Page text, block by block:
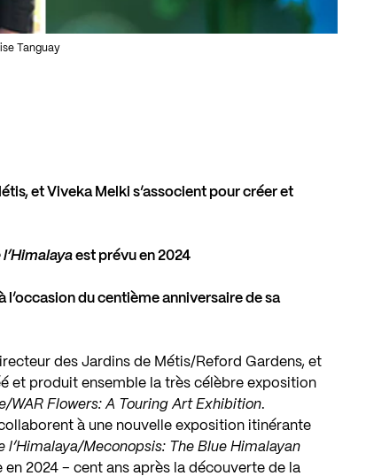
Tanguay
et Viveka Melki s’associent pour créer et
est prévu en 2024
l’occasion du centième anniversaire de sa
des Jardins de Métis/Reford Gardens, et
et produit ensemble la très célèbre exposition
WAR Flowers: A Touring Art Exhibition.
à une nouvelle exposition itinérante
l’Himalaya/Meconopsis: The Blue Himalayan
2024 – cent ans après la découverte de la